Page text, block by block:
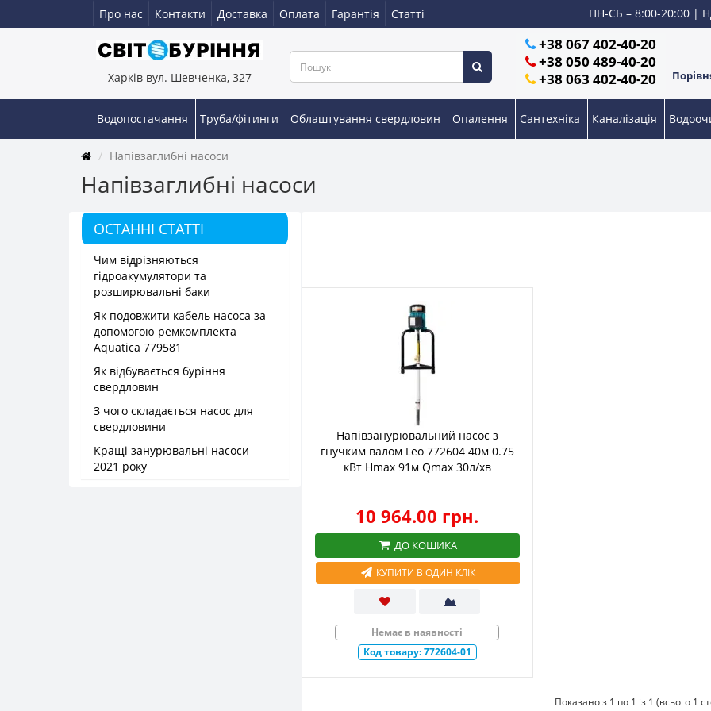
Про нас Контакти Доставка Оплата Гарантія Статті ПН-СБ – 8:00-20:00 |
Харків вул. Шевченка, 327
+38 067 402-40-20
+38 050 489-40-20
+38 063 402-40-20
Водопостачання Труба/фітинги Облаштування свердловин Опалення Сантехніка Каналізація
Напівзаглибні насоси
Напівзаглибні насоси
ОСТАННІ СТАТТІ
Чим відрізняються
гідроакумулятори та
розширювальні баки
Як подовжити кабель насоса за
допомогою ремкомплекта
Aquatica 779581
Як відбувається буріння
свердловин
З чого складається насос для
свердловини
Кращі занурювальні насоси
2021 року
Напівзанурювальний насос з
гнучким валом Leo 772604 40м 0.75
кВт Hmax 91м Qmax 30л/хв
10 964.00 грн.
ДО КОШИКА
КУПИТИ В ОДИН КЛІК
Немає в наявності
Код товару:772604-01
Показано з 1 по 1 із 1 (всього 1